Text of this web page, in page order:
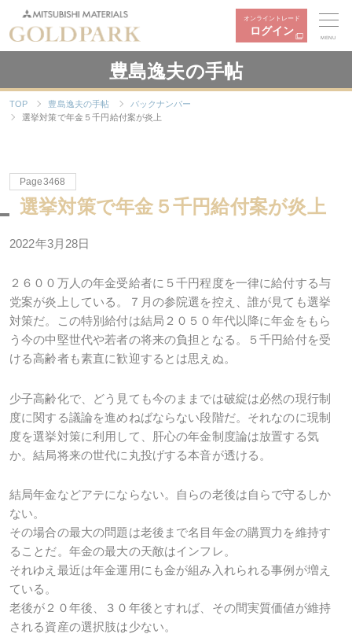
オンライントレード
ログイン
MENU
豊島逸夫の手帖
TOP 豊島逸夫の手帖
バックナンバー
選挙対策で年金５千円給付案が炎上
Page3468
選挙対策で年金５千円給付案が炎上
2022年3月28日
２６００万人の年金受給者に５千円程度を一律に給付する与
党案が炎上している。７月の参院選を控え、誰が見ても選挙
対策だ。この特別給付は結局２０５０年代以降に年金をもら
う今の中堅世代や若者の将来の負担となる。５千円給付を受
ける高齢者も素直に歓迎するとは思えぬ。
少子高齢化で、どう見ても今のままでは破綻は必然の現行制
度に関する議論を進めねばならない段階だ。それなのに現制
度を選挙対策に利用して、肝心の年金制度論は放置する気
か。結局将来の世代に丸投げする本音が透ける。
結局年金などアテにならない。自らの老後は自らで守るしか
ない。
その場合の最大の問題は老後まで名目年金の購買力を維持す
ることだ。年金の最大の天敵はインフレ。
それゆえ最近は年金運用にも金が組み入れられる事例が増え
ている。
老後が２０年後、３０年後とすれば、その間実質価値が維持
される資産の選択肢は少ない。